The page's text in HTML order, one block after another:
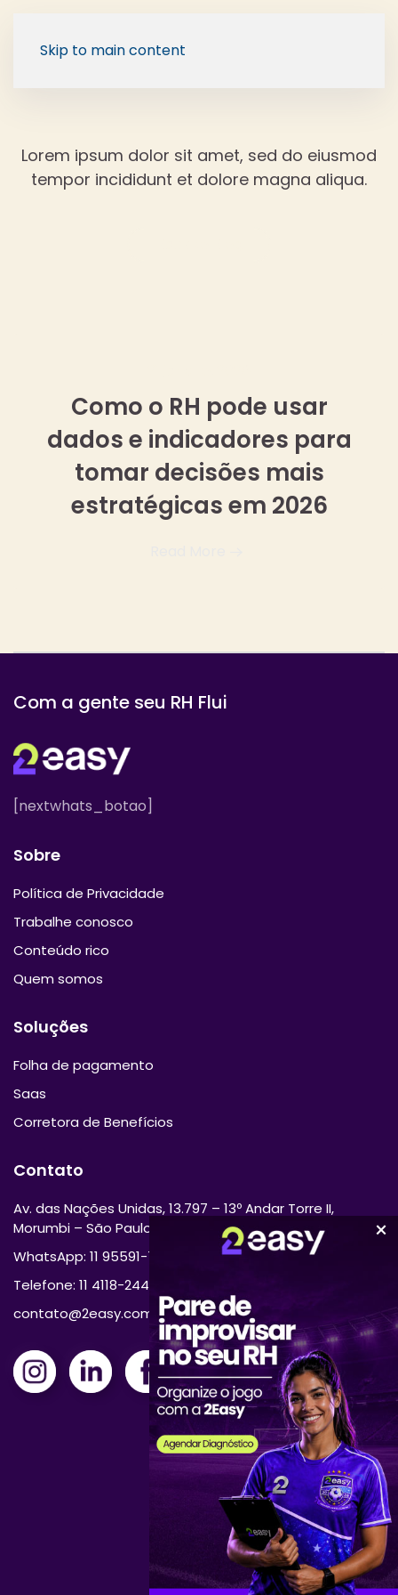
Skip to main content
Lorem ipsum dolor sit amet, sed do eiusmod
tempor incididunt et dolore magna aliqua.
Como o RH pode usar
dados e indicadores para
tomar decisões mais
estratégicas em 2026
Com a gente seu RH Flui
[nextwhats_botao]
Sobre
Política de Privacidade
Trabalhe conosco
Conteúdo rico
Quem somos
Soluções
Folha de pagamento
Saas
Corretora de Benefícios
Contato
Av. das Nações Unidas, 13.797 – 13º Andar Torre II,
Morumbi – São Paulo/SP 04794-000
WhatsApp: 11 95591-7870
Telefone: 11 4118-2444
contato@2easy.com.br